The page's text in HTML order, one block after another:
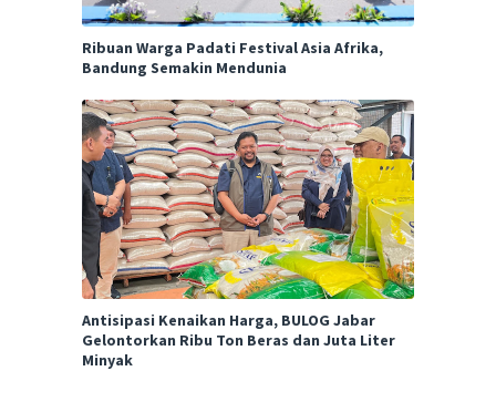
Ribuan Warga Padati Festival Asia Afrika,
Bandung Semakin Mendunia
Antisipasi Kenaikan Harga, BULOG Jabar
Gelontorkan Ribu Ton Beras dan Juta Liter
Minyak